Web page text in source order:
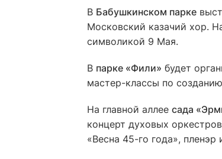
В Бабушкинском парке
Московский казачий хор.
символикой 9 Мая.
В парке «Фили» будет
мастер-классы по
На главной аллее сада
концерт духовых
«Весна 45-го года»,